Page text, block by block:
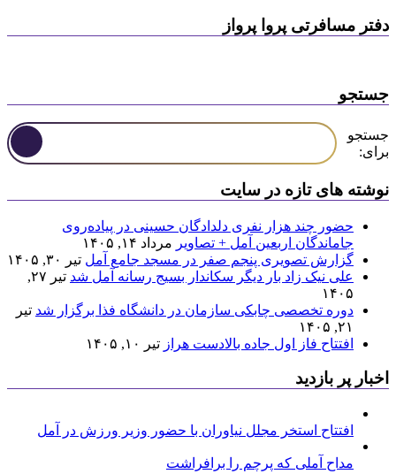
دفتر مسافرتی پروا پرواز
جستجو
جستجو
برای:
نوشته های تازه در سایت
حضور چند هزار نفری دلدادگان حسینی در پیاده‌روی
جاماندگان اربعین آمل + تصاویر مرداد ۱۴, ۱۴۰۵
گزارش تصویری پنجم صفر در مسجد جامع آمل تیر ۳۰, ۱۴۰۵
علی نیک زاد بار دیگر سکاندار بسیج رسانه آمل شد
تیر ۲۷,
۱۴۰۵
دوره تخصصی چابکی سازمان در دانشگاه فذا برگزار شد تیر
۲۱, ۱۴۰۵
افتتاح فاز اول جاده بالادست هراز تیر ۱۰, ۱۴۰۵
اخبار پر بازدید
افتتاح استخر مجلل نیاوران با حضور وزیر ورزش در آمل
مداح آملی که پرچم را برافراشت